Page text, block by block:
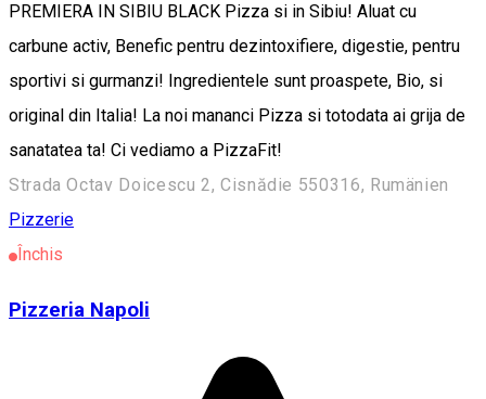
PREMIERA IN SIBIU BLACK Pizza si in Sibiu! Aluat cu
carbune activ, Benefic pentru dezintoxifiere, digestie, pentru
sportivi si gurmanzi! Ingredientele sunt proaspete, Bio, si
original din Italia! La noi mananci Pizza si totodata ai grija de
sanatatea ta! Ci vediamo a PizzaFit!
Strada Octav Doicescu 2, Cisnădie 550316, Rumänien
Pizzerie
Închis
Pizzeria Napoli